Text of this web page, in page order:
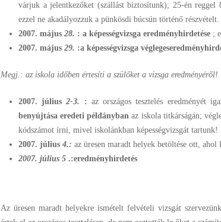
várjuk a jelentkezőket (szállást biztosítunk); 25-én
ezzel ne akadályozzuk a pünkösdi búcsún történő részvételt.
2007. május 28. : a képességvizsga eredményhirdetése ;
2007. május 29. :a képességvizsga végleges
Megj.: az iskola időben értesíti a szülőket a vizsga eredményéről!
2007. július2-3. : az országos tesztelés eredményét
benyújtása eredeti példányban az iskola titkárságán;
kódszámot írni, mivel iskolánkban képességvizsgát tartunk!
2007. július 4.: az üresen maradt helyek betöltése ott,
2007. július 5 .:eredményhirdetés
Az üresen maradt helyekre ismételt felvételi vizsgát